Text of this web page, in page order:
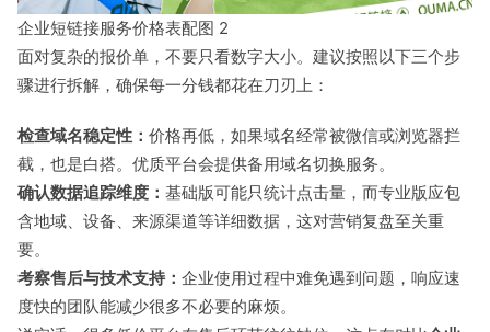
企业短链接服务价格表配图 2
面对复杂的报价单，不要只看数字大小。建议按照以下三个步
骤进行拆解，确保每一分钱都花在刀刃上：
检查域名稳定性： 价格再低，如果域名经常被微信或浏览器拦
截，也是白搭。优质平台会提供备用域名切换服务。
确认数据追踪维度： 基础版可能只统计点击量，而专业版应包
含地域、设备、来源渠道等详细数据，这对营销复盘至关重
要。
考察售后与技术支持： 企业使用过程中难免遇到问题，响应速
度快的团队能减少很多不必要的麻烦。